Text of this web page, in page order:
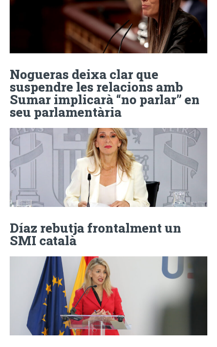
Nogueras deixa clar que
suspendre les relacions amb
Sumar implicarà “no parlar” en
seu parlamentària
Díaz rebutja frontalment un
SMI català